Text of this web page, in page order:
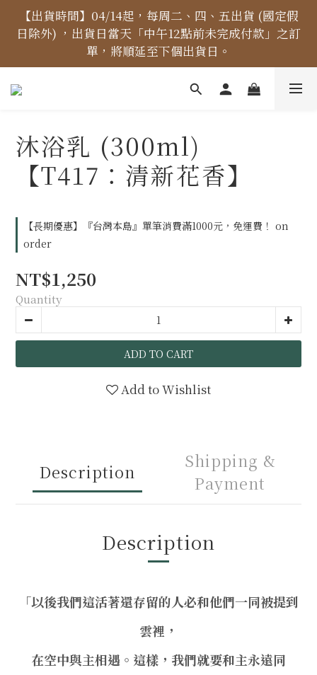
【價格標示更新】異象出版品-價格標示更新為原價，
折扣一律購物車計算。
【出貨時間】04/14起，每周二、四、五出貨 (國定假
日除外) ，出貨日當天「中午12點前未完成付款」之訂
單，將順延至下個出貨日。
【免運金額】台灣地區全站滿1000元免運費！
【價格標示更新】異象出版品-價格標示更新為原價，
折扣一律購物車計算。
沐浴乳 (300ml)
【T417：清新花香】
【長期優惠】『台灣本島』單筆消費滿1000元，免運費！ on
order
NT$1,250
Quantity
ADD TO CART
Add to Wishlist
Description
Shipping &
Payment
Description
「以後我們這活著還存留的人必和他們一同被提到
雲裡，
在空中與主相遇。這樣，我們就要和主永遠同